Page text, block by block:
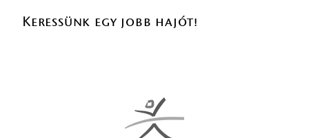
Keressünk egy jobb hajót!